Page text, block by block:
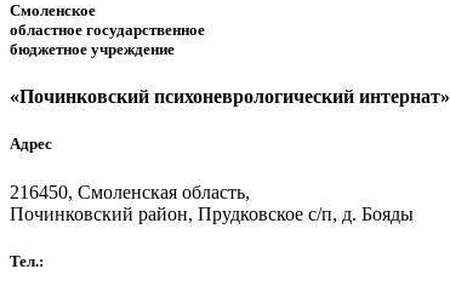
Смоленское
областное государственное
бюджетное учреждение
«Починковский психоневрологический интернат»
Адрес
216450, Смоленская область,
Починковский район, Прудковское с/п, д. Бояды
Тел.: